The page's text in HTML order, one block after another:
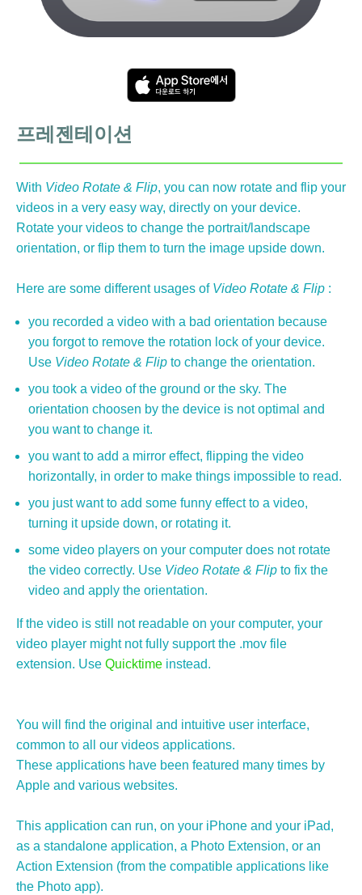
프레젠테이션
With Video Rotate & Flip, you can now rotate and flip your
videos in a very easy way, directly on your device.
Rotate your videos to change the portrait/landscape
orientation, or flip them to turn the image upside down.
Here are some different usages of Video Rotate & Flip :
you recorded a video with a bad orientation because
you forgot to remove the rotation lock of your device.
Use Video Rotate & Flip to change the orientation.
you took a video of the ground or the sky. The
orientation choosen by the device is not optimal and
you want to change it.
you want to add a mirror effect, flipping the video
horizontally, in order to make things impossible to read.
you just want to add some funny effect to a video,
turning it upside down, or rotating it.
some video players on your computer does not rotate
the video correctly. Use Video Rotate & Flip to fix the
video and apply the orientation.
If the video is still not readable on your computer, your
video player might not fully support the .mov file
extension. Use Quicktime instead.
You will find the original and intuitive user interface,
common to all our videos applications.
These applications have been featured many times by
Apple and various websites.
This application can run, on your iPhone and your iPad,
as a standalone application, a Photo Extension, or an
Action Extension (from the compatible applications like
the Photo app).